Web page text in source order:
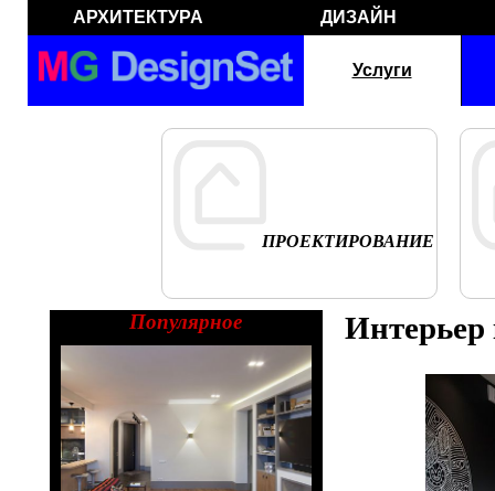
АРХИТЕКТУРА ДИЗАЙН
Услуги
ПРОЕКТИРОВАНИЕ
Популярное Интерьер